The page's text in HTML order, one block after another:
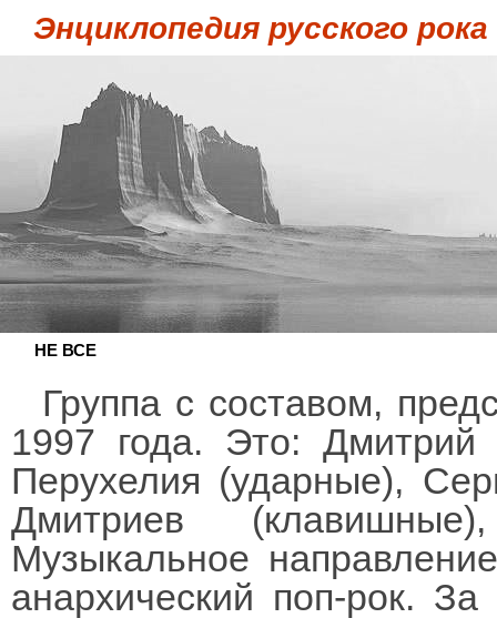
Энциклопедия русского рока
НЕ ВСЕ
Группа с составом,
1997 года. Это: Дмитрий
Перухелия (ударные),
Дмитриев
Музыкальное
анархический поп-рок.